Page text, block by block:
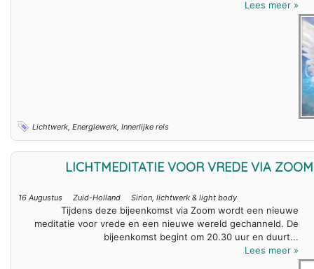
Lees meer »
Lichtwerk, Energiewerk, Innerlijke reis
LICHTMEDITATIE VOOR VREDE VIA ZOOM
16 Augustus Zuid-Holland Sirion, lichtwerk & light body
Tijdens deze bijeenkomst via Zoom wordt een nieuwe
meditatie voor vrede en een nieuwe wereld gechanneld. De
bijeenkomst begint om 20.30 uur en duurt...
Lees meer »